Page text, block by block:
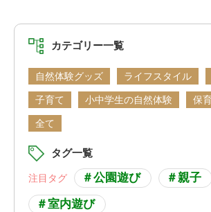
カテゴリー一覧
自然体験グッズ ライフスタイル
子育て 小中学生の自然体験 保
全て
タグ一覧
＃公園遊び
＃親子
＃室内遊び